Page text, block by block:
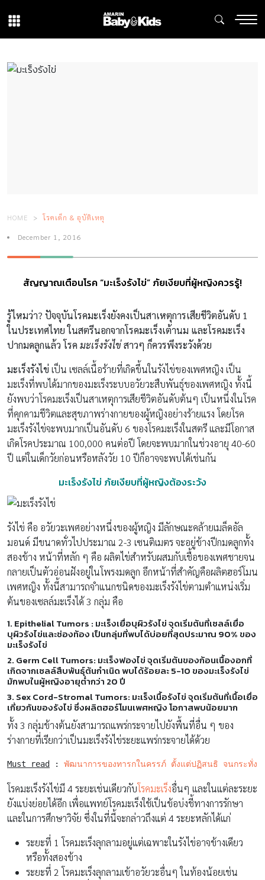
HOME โรคเด็ก & อุบัติเหตุ
December 1, 2016
สัญญาณเตือนโรค “มะเร็งรังไข่” ภัยเงียบที่ผู้หญิงควรรู้!
รู้ไหมว่า? ปัจจุบันโรคมะเร็งยังคงเป็นสาเหตุการเสียชีวิตอันดับ 1
ในประเทศไทย ในสตรีนอกจากโรคมะเร็งเต้านม และโรคมะเร็ง
ปากมดลูกแล้ว โรค มะเร็งรังไข่สาวๆ ก็ควรพึงระวังด้วย
มะเร็งรังไข่ เป็น เซลล์เนื้อร้ายที่เกิดขึ้นในรังไข่ของเพศหญิง เป็น
มะเร็งที่พบได้มากของมะเร็งระบบอวัยวะสืบพันธุ์ของเพศหญิง ทั้งนี้
ยังพบว่าโรคมะเร็งเป็นสาเหตุการเสียชีวิตอันดับต้นๆ เป็นหนึ่งในโรค
ที่คุกคามชีวิตและสุขภาพร่างกายของผู้หญิงอย่างร้ายแรง โดยโรค
มะเร็งรังไข่จะพบมากเป็นอันดับ 6 ของโรคมะเร็งในสตรี และมีโอกาส
เกิดโรคประมาณ 100,000 คนต่อปี โดยจะพบมากในช่วงอายุ 40-60
ปี แต่ในเด็กวัยก่อนหรือหลังวัย 10 ปีก็อาจจะพบได้เช่นกัน
มะเร็งรังไข่ ภัยเงียบที่ผู้หญิงต้องระวัง
รังไข่ คือ อวัยวะเพศอย่างหนึ่งของผู้หญิง มีลักษณะคล้ายเมล็ดอัล
มอนด์ มีขนาดทั่วไปประมาณ 2-3 เซนติเมตร จะอยู่ข้างปีกมดลูกทั้ง
สองข้าง หน้าที่หลัก ๆ คือ ผลิตไข่สำหรับผสมกับเชื้อของเพศชายจน
กลายเป็นตัวอ่อนฝังอยู่ในโพรงมดลูก อีกหน้าที่สำคัญคือผลิตฮอร์โมน
เพศหญิง ทั้งนี้สามารถจำแนกชนิดของมะเร็งรังไข่ตามตำแหน่งเริ่ม
ต้นของเซลล์มะเร็งได้ 3 กลุ่ม คือ
1. Epithelial Tumors : มะเร็งเยื่อบุผิวรังไข่ จุดเริ่มต้นที่เซลล์เยื่อ
บุผิวรังไข่และช่องท้อง เป็นกลุ่มที่พบได้บ่อยที่สุดประมาณ 90% ของ
มะเร็งรังไข่
2. Germ Cell Tumors: มะเร็งฟองไข่ จุดเริ่มต้นของก้อนเนื้องอกที่
เกิดจากเซลล์สืบพันธุ์ต้นกำเนิด พบได้ร้อยละ 5-10 ของมะเร็งรังไข่
มักพบในผู้หญิงอายุต่ำกว่า 20 ปี
3. Sex Cord-Stromal Tumors: มะเร็งเนื้อรังไข่ จุดเริ่มต้นที่เนื้อเยื่อ
เกี่ยวกันของรังไข่ ซึ่งผลิตฮอร์โมนเพศหญิง โอกาสพบน้อยมาก
ทั้ง 3 กลุ่มข้างต้นยังสามารถแพร่กระจายไปยังพื้นที่อื่น ๆ ของ
ร่างกายที่เรียกว่าเป็นมะเร็งรังไข่ระยะแพร่กระจายได้ด้วย
Must read : พัฒนาการของทารกในครรภ์ ตั้งแต่ปฏิสนธิ จนกระทั่ง
โรคมะเร็งรังไข่มี 4 ระยะเช่นเดียวกับโรคมะเร็งอื่นๆ และในแต่ละระยะ
ยังแบ่งย่อยได้อีก เพื่อแพทย์โรคมะเร็งใช้เป็นข้อบ่งชี้ทางการรักษา
และในการศึกษาวิจัย ซึ่งในที่นี้จะกล่าวถึงแต่ 4 ระยะหลักได้แก่
ระยะที่ 1 โรคมะเร็งลุกลามอยู่แต่เฉพาะในรังไข่อาจข้างเดียว
หรือทั้งสองข้าง
ระยะที่ 2 โรคมะเร็งลุกลามเข้าอวัยวะอื่นๆ ในท้องน้อยเช่น